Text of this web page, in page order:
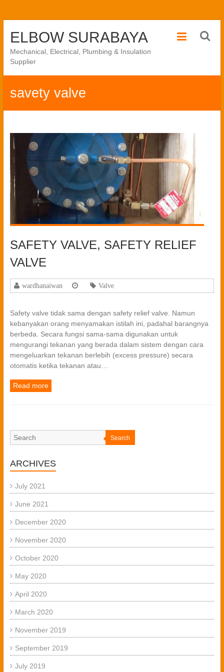
ELBOW SURABAYA
Mechanical, Electrical, Plumbing & Insulation
Supplier
savety valve
SAFETY VALVE, SAFETY RELIEF
VALVE
wardhanaiwan Valve
Safety valve tidak sama dengan safety relief valve. Namun
kebanyakan orang menyamakan istilah ini, padahal barangnya
berbeda. Secara fungsi sama-sama digunakan untuk
mengurangi tekanan yang berada dalam sistem dengan cara
mengeluarkan tekanan berlebih (excess pressure) secara
otomatis ketika tekanan atau…
Read more
Search
ARCHIVES
July 2021
June 2021
December 2020
November 2020
October 2020
May 2020
April 2020
March 2020
November 2019
September 2019
July 2019